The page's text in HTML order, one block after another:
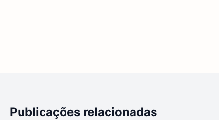
Publicações relacionadas